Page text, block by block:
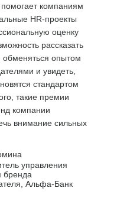
компаниям
HR-проекты
оценку
рассказать
опытом
и увидеть,
стандартом
такие премии
компании
внимание сильных
управления
бренда
Альфа-Банк